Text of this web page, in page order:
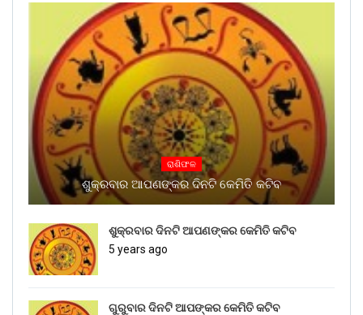
ରାଶିଫଳ
ଶୁକ୍ରବାର ଆପଣଙ୍କର ଦିନଟି କେମିତି କଟିବ
ଶୁକ୍ରବାର ଦିନଟି ଆପଣଙ୍କର କେମିତି କଟିବ
5 years ago
ଗୁରୁବାର ଦିନଟି ଆପଙ୍କର କେମିତି କଟିବ